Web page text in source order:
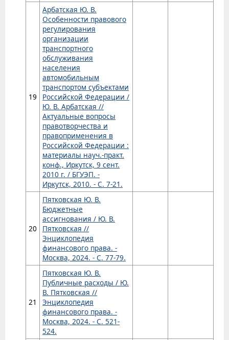
19
Арбатская Ю. В.
Особенности правового
регулирования
организации
транспортного
обслуживания
населения
автомобильным
транспортом субъектами
Российской Федерации /
Ю. В. Арбатская //
Актуальные вопросы
правотворчества и
правоприменения в
Российской Федерации :
материалы науч.-практ.
конф., Иркутск, 9 сент.
2010 г. / БГУЭП. -
Иркутск, 2010. - С. 7-21.
20
Пятковская Ю. В.
Бюджетные
ассигнования / Ю. В.
Пятковская //
Энциклопедия
финансового права. -
Москва, 2024. - С. 77-79.
21
Пятковская Ю. В.
Публичные расходы / Ю.
В. Пятковская //
Энциклопедия
финансового права. -
Москва, 2024. - С. 521-
524.